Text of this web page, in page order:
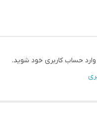
حساب کاربری خود شوید.